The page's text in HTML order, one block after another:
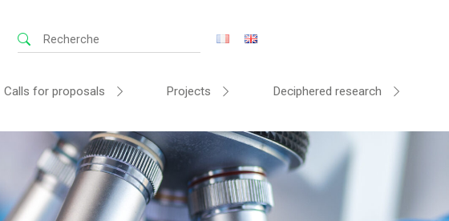
Calls for proposals Projects Deciphered research